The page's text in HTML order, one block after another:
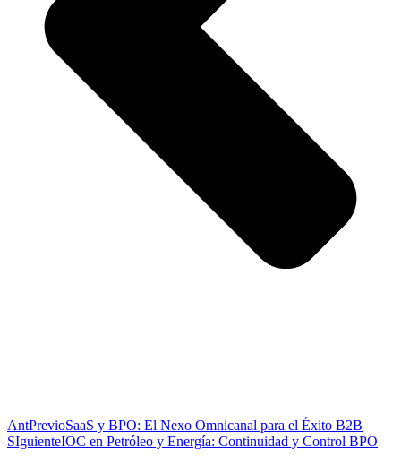
AntPrevioSaaS y BPO: El Nexo Omnicanal para el Éxito B2B
SIguienteIOC en Petróleo y Energía: Continuidad y Control BPO